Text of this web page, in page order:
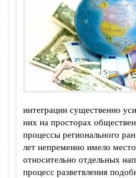
интеграции существенно
них на просторах
процессы регионального
лет непременно имело
относительно отдельных
процесс разветвления